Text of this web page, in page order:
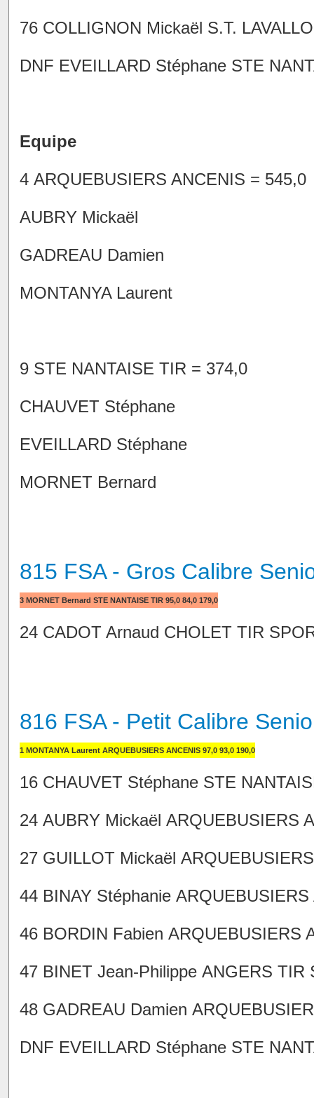
76 COLLIGNON Mickaël S.T.
DNF EVEILLARD Stéphane STE
Equipe
4 ARQUEBUSIERS ANCENIS = 545,0
AUBRY Mickaël
GADREAU Damien
MONTANYA Laurent
9 STE NANTAISE TIR = 374,0
CHAUVET Stéphane
EVEILLARD Stéphane
MORNET Bernard
815 FSA - Gros Calibre
3 MORNET Bernard STE NANTAISE TIR 95,0 84,0 179,0
24 CADOT Arnaud CHOLET TIR
816 FSA - Petit Calibre
1 MONTANYA Laurent ARQUEBUSIERS ANCENIS 97,0 93,0 190,0
16 CHAUVET Stéphane STE
24 AUBRY Mickaël ARQUEBUSIERS
27 GUILLOT Mickaël
44 BINAY Stéphanie
46 BORDIN Fabien ARQUEBUSIERS
47 BINET Jean-Philippe ANGERS TIR
48 GADREAU Damien
DNF EVEILLARD Stéphane STE